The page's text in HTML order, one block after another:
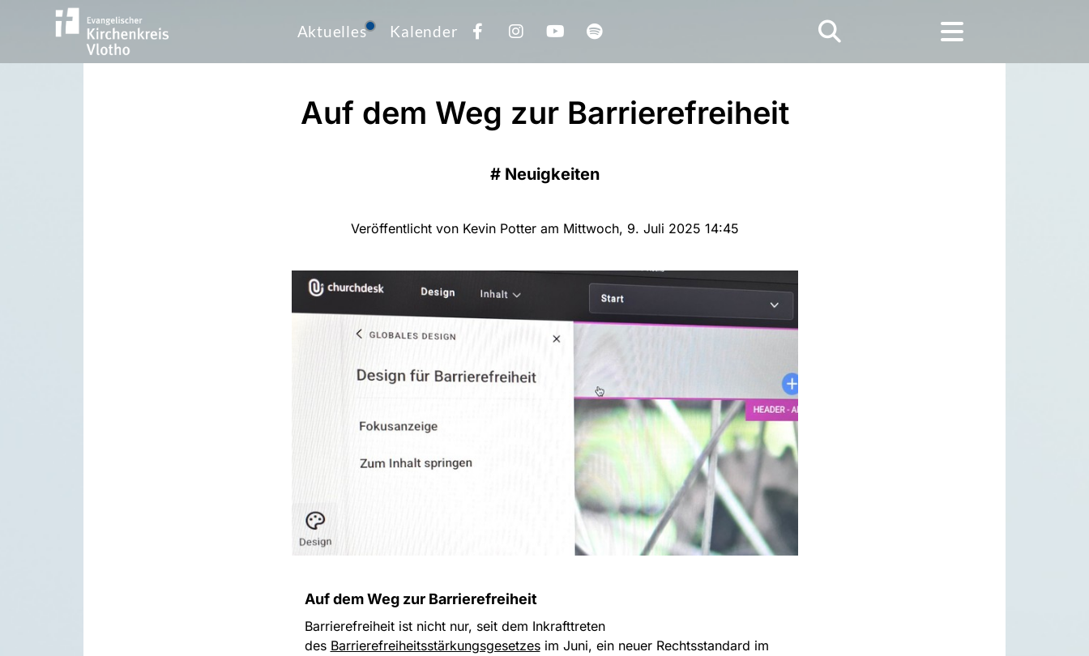
Aktuelles Kalender
Auf dem Weg zur Barrierefreiheit
# Neuigkeiten
Veröffentlicht von Kevin Potter am Mittwoch, 9. Juli 2025 14:45
Auf dem Weg zur Barrierefreiheit
Barrierefreiheit ist nicht nur, seit dem Inkrafttreten
des Barrierefreiheitsstärkungsgesetzesim Juni, ein neuer Rechtsstandard im